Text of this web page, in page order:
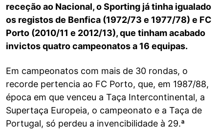
receção ao Nacional, o Sporting já tinha igualado
os registos de Benfica (1972/73 e 1977/78) e FC
Porto (2010/11 e 2012/13), que tinham acabado
invictos quatro campeonatos a 16 equipas.
Em campeonatos com mais de 30 rondas, o
recorde pertencia ao FC Porto, que, em 1987/88,
época em que venceu a Taça Intercontinental, a
Supertaça Europeia, o campeonato e a Taça de
Portugal, só perdeu a invencibilidade à 29.ª